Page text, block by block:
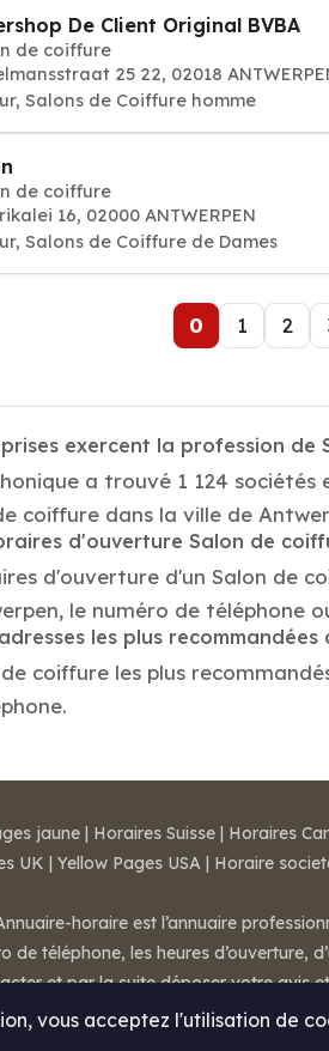
De Client Original BVBA
de coiffure
25 22, 02018
Salons de Coiffure homme
de coiffure
16, 02000 ANTWERPEN
Salons de Coiffure de Dames
0 1 2
exercent la profession de
a trouvé 1 124
coiffure dans la ville de
d'ouverture Salon de
d'ouverture d'un Salon de
le numéro de téléphone
les plus
coiffure les plus
vous acceptez l'utilisation de
jaune | Horaires Suisse | Horaires
UK | Yellow Pages USA | Horaire
horaire est l’annuaire
de téléphone, les heures
et par la suite déposer votre avis
de ventes- Contact